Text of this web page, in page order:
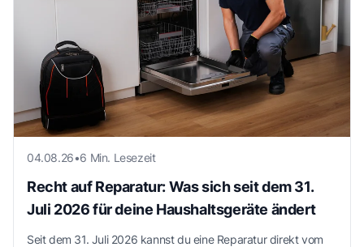
04.08.26•6 Min. Lesezeit
Recht auf Reparatur: Was sich seit dem 31.
Juli 2026 für deine Haushaltsgeräte ändert
Seit dem 31. Juli 2026 kannst du eine Reparatur direkt vom